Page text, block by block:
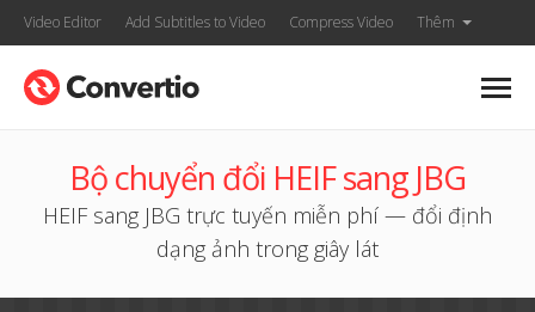
Video Editor Add Subtitles to Video Compress Video Thêm
Bộ chuyển đổi HEIF sang JBG
HEIF sang JBG trực tuyến miễn phí — đổi định
dạng ảnh trong giây lát